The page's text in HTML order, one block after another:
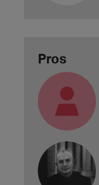
Pros